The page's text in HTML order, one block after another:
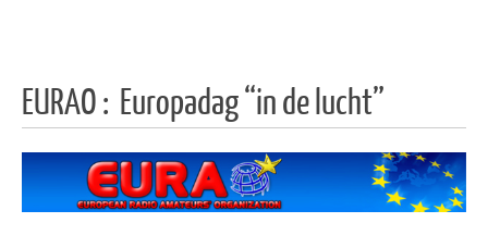
EURAO : Europadag “in de lucht”